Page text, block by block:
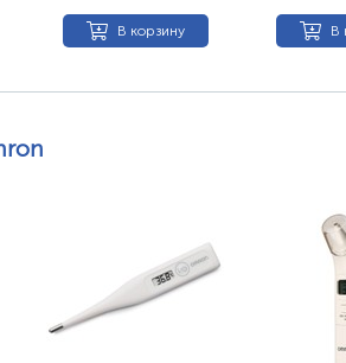
В корзину В